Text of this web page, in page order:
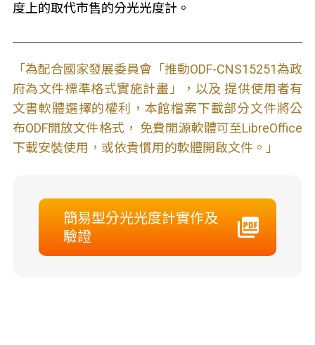
度上的取代市售的分光光度計。
「為配合國家發展委員會「推動ODF-CNS15251為政
府為文件標準格式實施計畫」，以及 提供使用者有
文書軟體選擇的權利，本館檔案下載部分文件將公
布ODF開放文件格式， 免費開源軟體可至LibreOffice
下載安裝使用，或依貴慣用的軟體開啟文件。」
簡易型分光光度計實作及
驗證